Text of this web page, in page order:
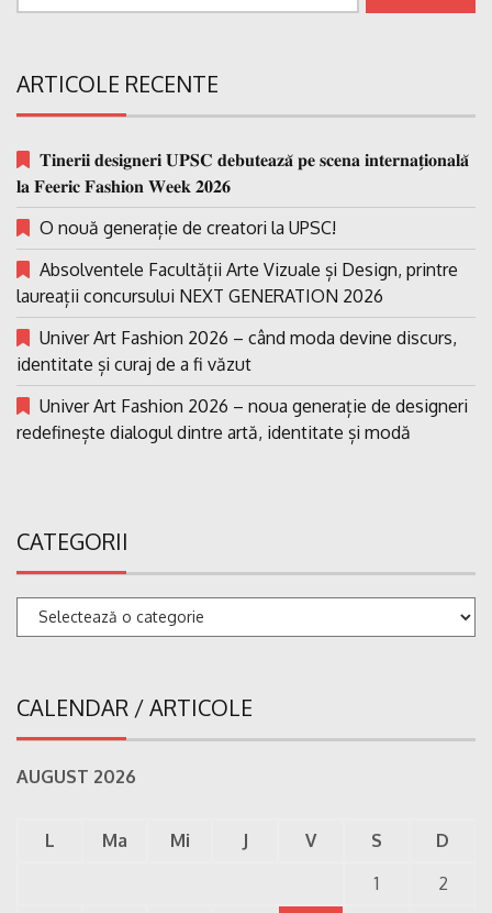
ARTICOLE RECENTE
𝐓𝐢𝐧𝐞𝐫𝐢𝐢 𝐝𝐞𝐬𝐢𝐠𝐧𝐞𝐫𝐢 𝐔𝐏𝐒𝐂 𝐝𝐞𝐛𝐮𝐭𝐞𝐚𝐳𝐚̆ 𝐩𝐞 𝐬𝐜𝐞𝐧𝐚 𝐢𝐧𝐭𝐞𝐫𝐧𝐚𝐭̗𝐢𝐨𝐧𝐚𝐥𝐚̆
𝐥𝐚 𝐅𝐞𝐞𝐫𝐢𝐜 𝐅𝐚𝐬𝐡𝐢𝐨𝐧 𝐖𝐞𝐞𝐤 𝟐𝟎𝟐𝟔
O nouă generație de creatori la UPSC!
Absolventele Facultății Arte Vizuale și Design, printre
laureații concursului NEXT GENERATION 2026
Univer Art Fashion 2026 – când moda devine discurs,
identitate și curaj de a fi văzut
Univer Art Fashion 2026 – noua generație de designeri
redefinește dialogul dintre artă, identitate și modă
CATEGORII
Categorii
CALENDAR / ARTICOLE
AUGUST 2026
L Ma Mi J V S
D
1
2